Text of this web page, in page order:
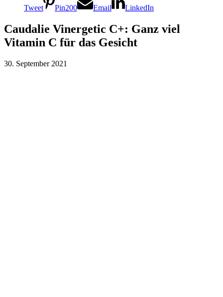
Tweet Pin200 Email LinkedIn
Caudalie Vinergetic C+: Ganz viel
Vitamin C für das Gesicht
30. September 2021